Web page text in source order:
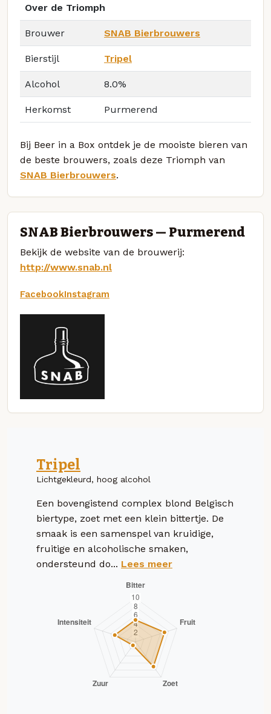
Over de Triomph
Brouwer SNAB Bierbrouwers
Bierstijl Tripel
Alcohol 8.0%
Herkomst Purmerend
Bij Beer in a Box ontdek je de mooiste bieren van
de beste brouwers, zoals deze Triomph van
SNAB Bierbrouwers.
SNAB Bierbrouwers — Purmerend
Bekijk de website van de brouwerij:
http://www.snab.nl
FacebookInstagram
Tripel
Lichtgekleurd, hoog alcohol
Een bovengistend complex blond Belgisch
biertype, zoet met een klein bittertje. De
smaak is een samenspel van kruidige,
fruitige en alcoholische smaken,
ondersteund do... Lees meer